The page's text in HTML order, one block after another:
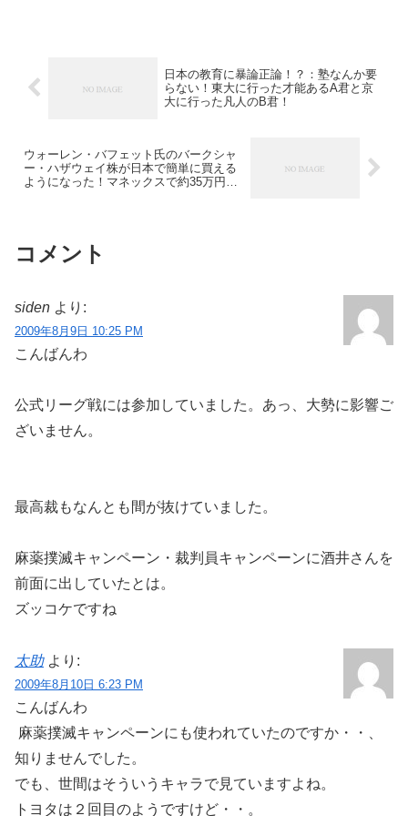
日本の教育に暴論正論！？：塾なんか要
らない！東大に行った才能あるA君と京
大に行った凡人のB君！
ウォーレン・バフェット氏のバークシャ
ー・ハザウェイ株が日本で簡単に買える
ようになった！マネックスで約35万円か
コメント
siden より:
2009年8月9日 10:25 PM
こんばんわ
公式リーグ戦には参加していました。あっ、大勢に影響ご
ざいません。
最高裁もなんとも間が抜けていました。
麻薬撲滅キャンペーン・裁判員キャンペーンに酒井さんを
前面に出していたとは。
ズッコケですね
太助 より:
2009年8月10日 6:23 PM
こんばんわ
麻薬撲滅キャンペーンにも使われていたのですか・・、
知りませんでした。
でも、世間はそういうキャラで見ていますよね。
トヨタは２回目のようですけど・・。